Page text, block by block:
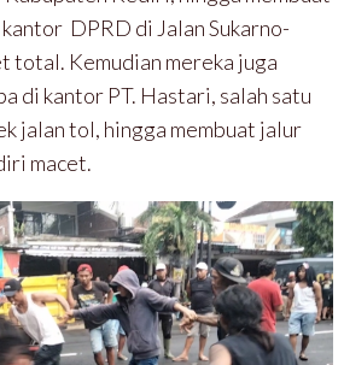
DPRD di Jalan Sukarno-
total. Kemudian mereka juga
di kantor PT. Hastari, salah satu
jalan tol, hingga membuat jalur
macet.